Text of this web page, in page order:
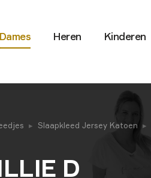
Dames Heren Kinderen
Slaapkleed Jersey Katoen
D